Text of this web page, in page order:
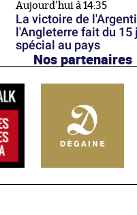
Aujourd'hui à 14:35
La victoire de
l'Angleterre fait du
spécial au pays
Nos partenaires